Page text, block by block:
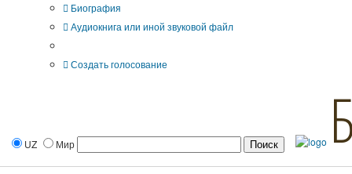
Биография
Аудиокнига или иной звуковой файл
Создать голосование
UZ Мир